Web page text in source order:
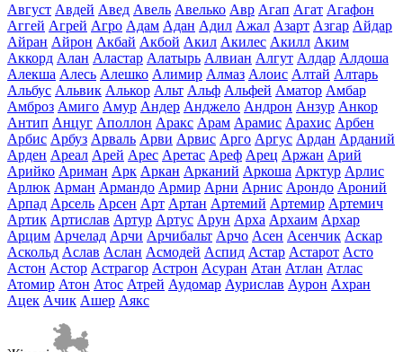
Август Авдей Авед Авель Авелько Авр Агап Агат Агафон
Аггей Агрей Агро Адам Адан Адил Ажал Азарт Азгар Айдар
Айран Айрон Акбай Акбой Акил Акилес Акилл Аким
Аккорд Алан Аластар Алатырь Алвиан Алгут Алдар Алдоша
Алекша Алесь Алешко Алимир Алмаз Алоис Алтай Алтарь
Альбус Альвик Алькор Альт Альф Альфей Аматор Амбар
Амброз Амиго Амур Андер Анджело Андрон Анзур Анкор
Антип Анцуг Аполлон Аракс Арам Арамис Арахис Арбен
Арбис Арбуз Арваль Арви Арвис Арго Аргус Ардан Арданий
Арден Ареал Арей Арес Аретас Ареф Арец Аржан Арий
Арийко Ариман Арк Аркан Арканий Аркоша Арктур Арлис
Арлюк Арман Армандо Армир Арни Арнис Арондо Ароний
Арпад Арсель Арсен Арт Артан Артемий Артемир Артемич
Артик Артислав Артур Артус Арун Арха Архаим Архар
Арцим Арчелад Арчи Арчибальт Арчо Асен Асенчик Аскар
Аскольд Аслав Аслан Асмодей Аспид Астар Астарот Асто
Астон Астор Астрагор Астрон Асуран Атан Атлан Атлас
Атомир Атон Атос Атрей Аудомар Аурислав Аурон Ахран
Ацек Ачик Ашер Аякс